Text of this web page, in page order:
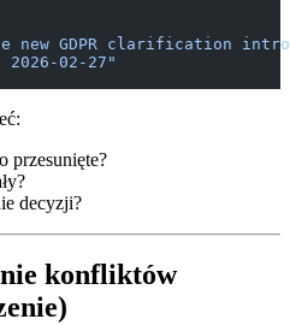
new GDPR clarification
2026-02-27"
przesunięte?
decyzji?
konfliktów